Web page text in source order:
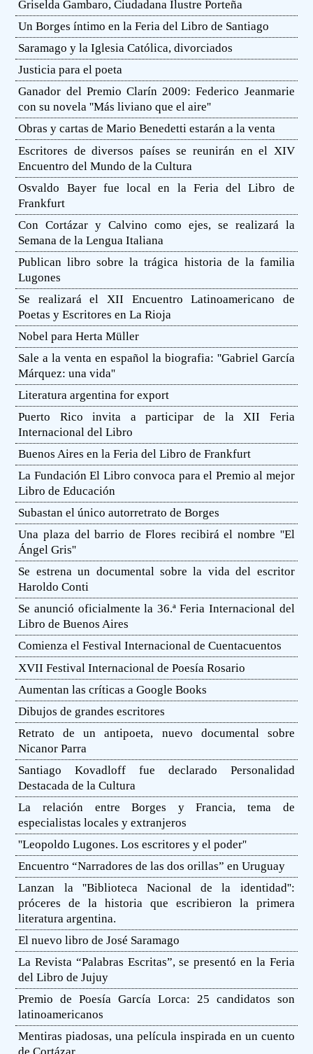
Griselda Gambaro, Ciudadana Ilustre Porteña
Un Borges íntimo en la Feria del Libro de Santiago
Saramago y la Iglesia Católica, divorciados
Justicia para el poeta
Ganador del Premio Clarín 2009: Federico Jeanmarie
con su novela ''Más liviano que el aire''
Obras y cartas de Mario Benedetti estarán a la venta
Escritores de diversos países se reunirán en el XIV
Encuentro del Mundo de la Cultura
Osvaldo Bayer fue local en la Feria del Libro de
Frankfurt
Con Cortázar y Calvino como ejes, se realizará la
Semana de la Lengua Italiana
Publican libro sobre la trágica historia de la familia
Lugones
Se realizará el XII Encuentro Latinoamericano de
Poetas y Escritores en La Rioja
Nobel para Herta Müller
Sale a la venta en español la biografia: ''Gabriel García
Márquez: una vida''
Literatura argentina for export
Puerto Rico invita a participar de la XII Feria
Internacional del Libro
Buenos Aires en la Feria del Libro de Frankfurt
La Fundación El Libro convoca para el Premio al mejor
Libro de Educación
Subastan el único autorretrato de Borges
Una plaza del barrio de Flores recibirá el nombre ''El
Ángel Gris''
Se estrena un documental sobre la vida del escritor
Haroldo Conti
Se anunció oficialmente la 36.ª Feria Internacional del
Libro de Buenos Aires
Comienza el Festival Internacional de Cuentacuentos
XVII Festival Internacional de Poesía Rosario
Aumentan las críticas a Google Books
Dibujos de grandes escritores
Retrato de un antipoeta, nuevo documental sobre
Nicanor Parra
Santiago Kovadloff fue declarado Personalidad
Destacada de la Cultura
La relación entre Borges y Francia, tema de
especialistas locales y extranjeros
''Leopoldo Lugones. Los escritores y el poder''
Encuentro “Narradores de las dos orillas” en Uruguay
Lanzan la ''Biblioteca Nacional de la identidad'':
próceres de la historia que escribieron la primera
literatura argentina.
El nuevo libro de José Saramago
La Revista “Palabras Escritas”, se presentó en la Feria
del Libro de Jujuy
Premio de Poesía García Lorca: 25 candidatos son
latinoamericanos
Mentiras piadosas, una película inspirada en un cuento